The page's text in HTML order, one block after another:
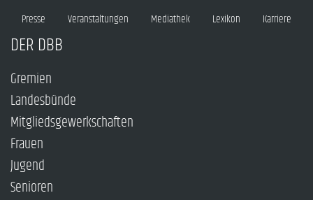
Presse Veranstaltungen Mediathek Lexikon Karriere
DER DBB
Gremien
Landesbünde
Mitgliedsgewerkschaften
Frauen
Jugend
Senioren